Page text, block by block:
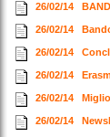
26/02/14
26/02/14
26/02/14
26/02/14
26/02/14
26/02/14